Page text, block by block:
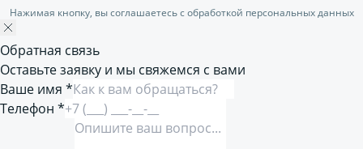
Нажимая кнопку, вы соглашаетесь с обработкой персональных данных
Обратная связь
Оставьте заявку и мы свяжемся с вами
Ваше имя *
Телефон *